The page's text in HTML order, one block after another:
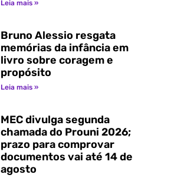
Leia mais »
Bruno Alessio resgata
memórias da infância em
livro sobre coragem e
propósito
Leia mais »
MEC divulga segunda
chamada do Prouni 2026;
prazo para comprovar
documentos vai até 14 de
agosto